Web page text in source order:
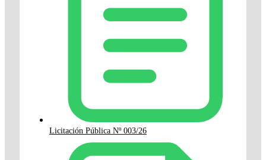
Licitación Pública Nº 003/26